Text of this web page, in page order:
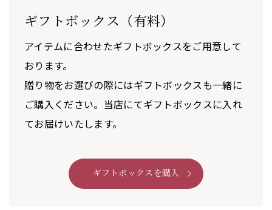
ギフトボックス（有料）
アイテムに合わせたギフトボックスをご用意して
おります。
贈り物をお選びの際にはギフトボックスも一緒に
ご購入ください。当店にてギフトボックスに入れ
てお届けいたします。
ギフトボックスを購入